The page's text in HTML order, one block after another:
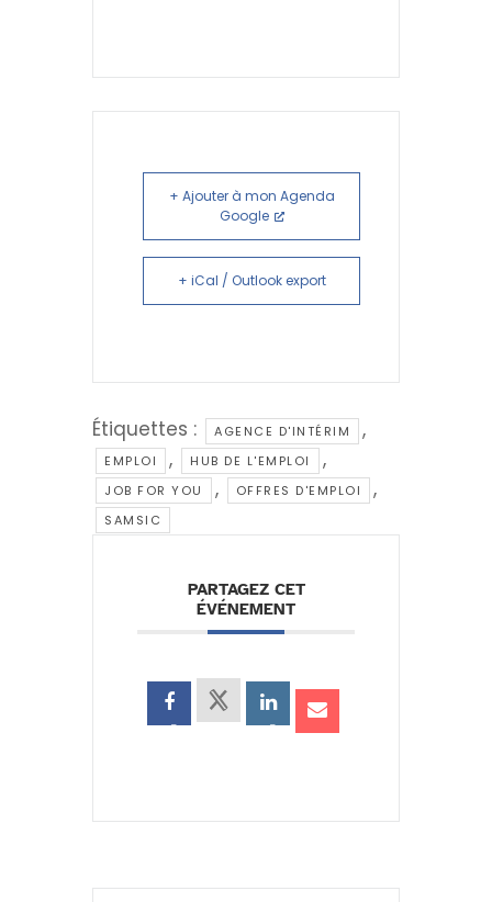
+ Ajouter à mon Agenda
Google
+ iCal / Outlook export
Étiquettes : AGENCE D'INTÉRIM ,
EMPLOI , HUB DE L'EMPLOI ,
JOB FOR YOU , OFFRES D'EMPLOI ,
SAMSIC
PARTAGEZ CET
ÉVÉNEMENT